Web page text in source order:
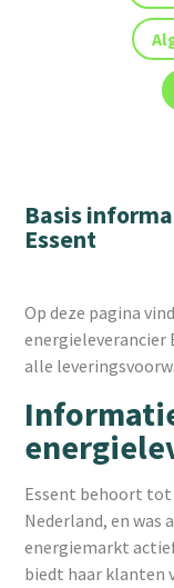
Basis
Essent
Op deze pagina
energieleverancier
alle
Essent behoort tot
Nederland, en was
energiemarkt
biedt haar klanten